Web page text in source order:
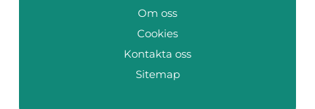
Om oss
Cookies
Kontakta oss
Sitemap